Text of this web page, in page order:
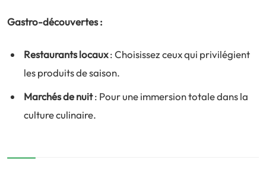
Gastro-découvertes :
Restaurants locaux: Choisissez ceux qui privilégient
les produits de saison.
Marchés de nuit: Pour une immersion totale dans la
culture culinaire.